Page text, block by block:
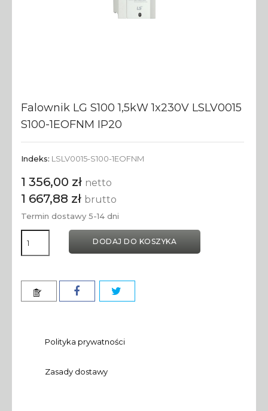
Falownik LG S100 1,5kW 1x230V LSLV0015
S100-1EOFNM IP20
Indeks: LSLV0015-S100-1EOFNM
1 356,00 zł netto
1 667,88 zł brutto
Termin dostawy 5-14 dni
DODAJ DO KOSZYKA
Polityka prywatności
Zasady dostawy